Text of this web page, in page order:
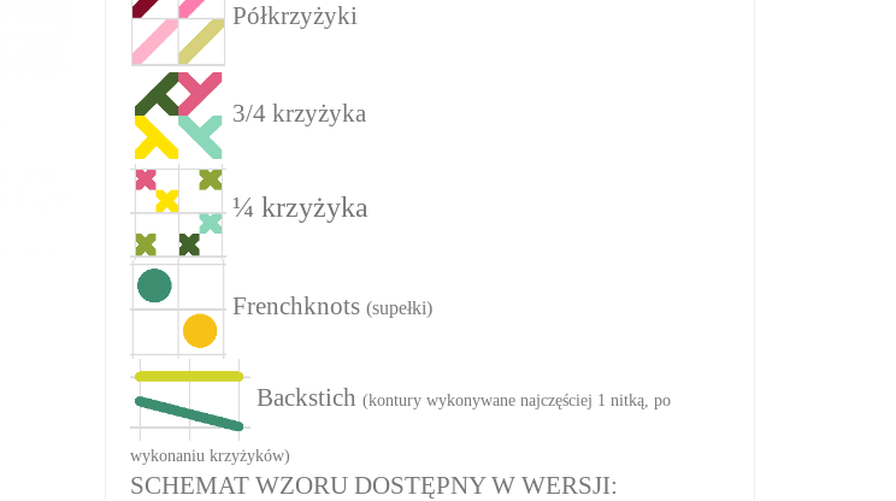
Półkrzyżyki
3/4 krzyżyka
¼ krzyżyka
Frenchknots (supełki)
Backstich (kontury wykonywane najczęściej 1 nitką, po
wykonaniu krzyżyków)
SCHEMAT WZORU DOSTĘPNY W WERSJI: